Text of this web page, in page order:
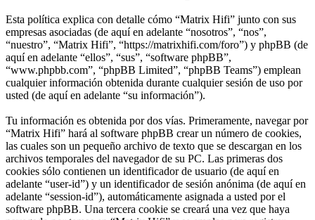
Esta política explica con detalle cómo “Matrix Hifi” junto con sus
empresas asociadas (de aquí en adelante “nosotros”, “nos”,
“nuestro”, “Matrix Hifi”, “https://matrixhifi.com/foro”) y phpBB (de
aquí en adelante “ellos”, “sus”, “software phpBB”,
“www.phpbb.com”, “phpBB Limited”, “phpBB Teams”) emplean
cualquier información obtenida durante cualquier sesión de uso por
usted (de aquí en adelante “su información”).
Tu información es obtenida por dos vías. Primeramente, navegar por
“Matrix Hifi” hará al software phpBB crear un número de cookies,
las cuales son un pequeño archivo de texto que se descargan en los
archivos temporales del navegador de su PC. Las primeras dos
cookies sólo contienen un identificador de usuario (de aquí en
adelante “user-id”) y un identificador de sesión anónima (de aquí en
adelante “session-id”), automáticamente asignada a usted por el
software phpBB. Una tercera cookie se creará una vez que haya